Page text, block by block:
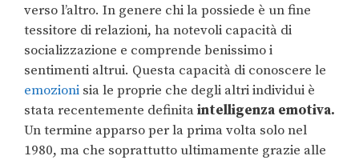
verso l’altro. In genere chi la possiede è un fine
tessitore di relazioni, ha notevoli capacità di
socializzazione e comprende benissimo i
sentimenti altrui. Questa capacità di conoscere le
emozioni sia le proprie che degli altri individui è
stata recentemente definitaintelligenza emotiva.
Un termine apparso per la prima volta solo nel
1980, ma che soprattutto ultimamente grazie alle